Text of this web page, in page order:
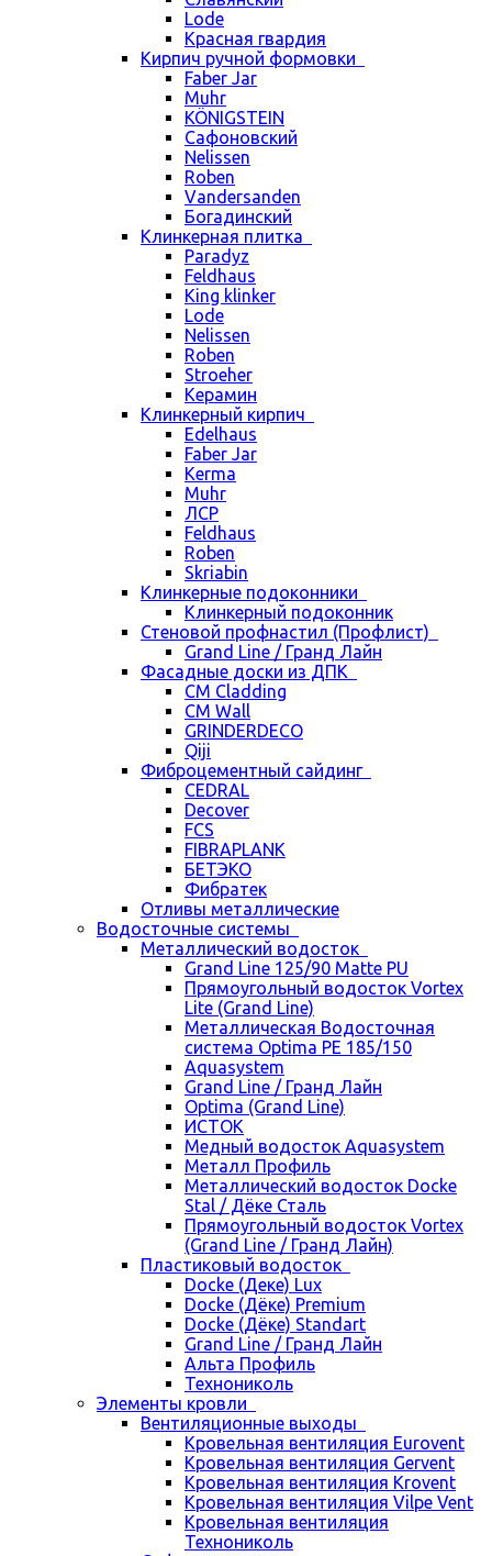
Lode
Красная гвардия
Кирпич ручной формовки
Faber Jar
Muhr
KÖNIGSTEIN
Сафоновский
Nelissen
Roben
Vandersanden
Богадинский
Клинкерная плитка
Paradyz
Feldhaus
King klinker
Lode
Nelissen
Roben
Stroeher
Керамин
Клинкерный кирпич
Edelhaus
Faber Jar
Kerma
Muhr
ЛСР
Feldhaus
Roben
Skriabin
Клинкерные подоконники
Клинкерный подоконник
Стеновой профнастил (Профлист)
Grand Line / Гранд Лайн
Фасадные доски из ДПК
CM Cladding
CM Wall
GRINDERDECO
Qiji
Фиброцементный сайдинг
CEDRAL
Decover
FCS
FIBRAPLANK
БЕТЭКО
Фибратек
Отливы металлические
Водосточные системы
Металлический водосток
Grand Line 125/90 Matte PU
Прямоугольный водосток Vortex
Lite (Grand Line)
Металлическая Водосточная
система Optima PE 185/150
Aquasystem
Grand Line / Гранд Лайн
Optima (Grand Line)
ИСТОК
Медный водосток Aquasystem
Металл Профиль
Металлический водосток Docke
Stal / Дёке Сталь
Прямоугольный водосток Vortex
(Grand Line / Гранд Лайн)
Пластиковый водосток
Docke (Деке) Lux
Docke (Дёке) Premium
Docke (Дёке) Standart
Grand Line / Гранд Лайн
Альта Профиль
Технониколь
Элементы кровли
Вентиляционные выходы
Кровельная вентиляция Eurovent
Кровельная вентиляция Gervent
Кровельная вентиляция Krovent
Кровельная вентиляция Vilpe Vent
Кровельная вентиляция
Технониколь